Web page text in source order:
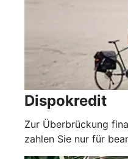
Dispokredit
Zur Überbrückung
zahlen Sie nur für